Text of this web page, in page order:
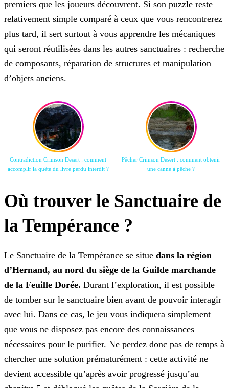
premiers que les joueurs découvrent. Si son puzzle reste
relativement simple comparé à ceux que vous rencontrerez
plus tard, il sert surtout à vous apprendre les mécaniques
qui seront réutilisées dans les autres sanctuaires : recherche
de composants, réparation de structures et manipulation
d’objets anciens.
Contradiction Crimson Desert : comment
accomplir la quête du livre perdu interdit ?
Pêcher Crimson Desert : comment obtenir
une canne à pêche ?
Où trouver le Sanctuaire de
la Tempérance ?
Le Sanctuaire de la Tempérance se situe dans la région
d’Hernand, au nord du siège de la Guilde marchande
de la Feuille Dorée. Durant l’exploration, il est possible
de tomber sur le sanctuaire bien avant de pouvoir interagir
avec lui. Dans ce cas, le jeu vous indiquera simplement
que vous ne disposez pas encore des connaissances
nécessaires pour le purifier. Ne perdez donc pas de temps à
chercher une solution prématurément : cette activité ne
devient accessible qu’après avoir progressé jusqu’au